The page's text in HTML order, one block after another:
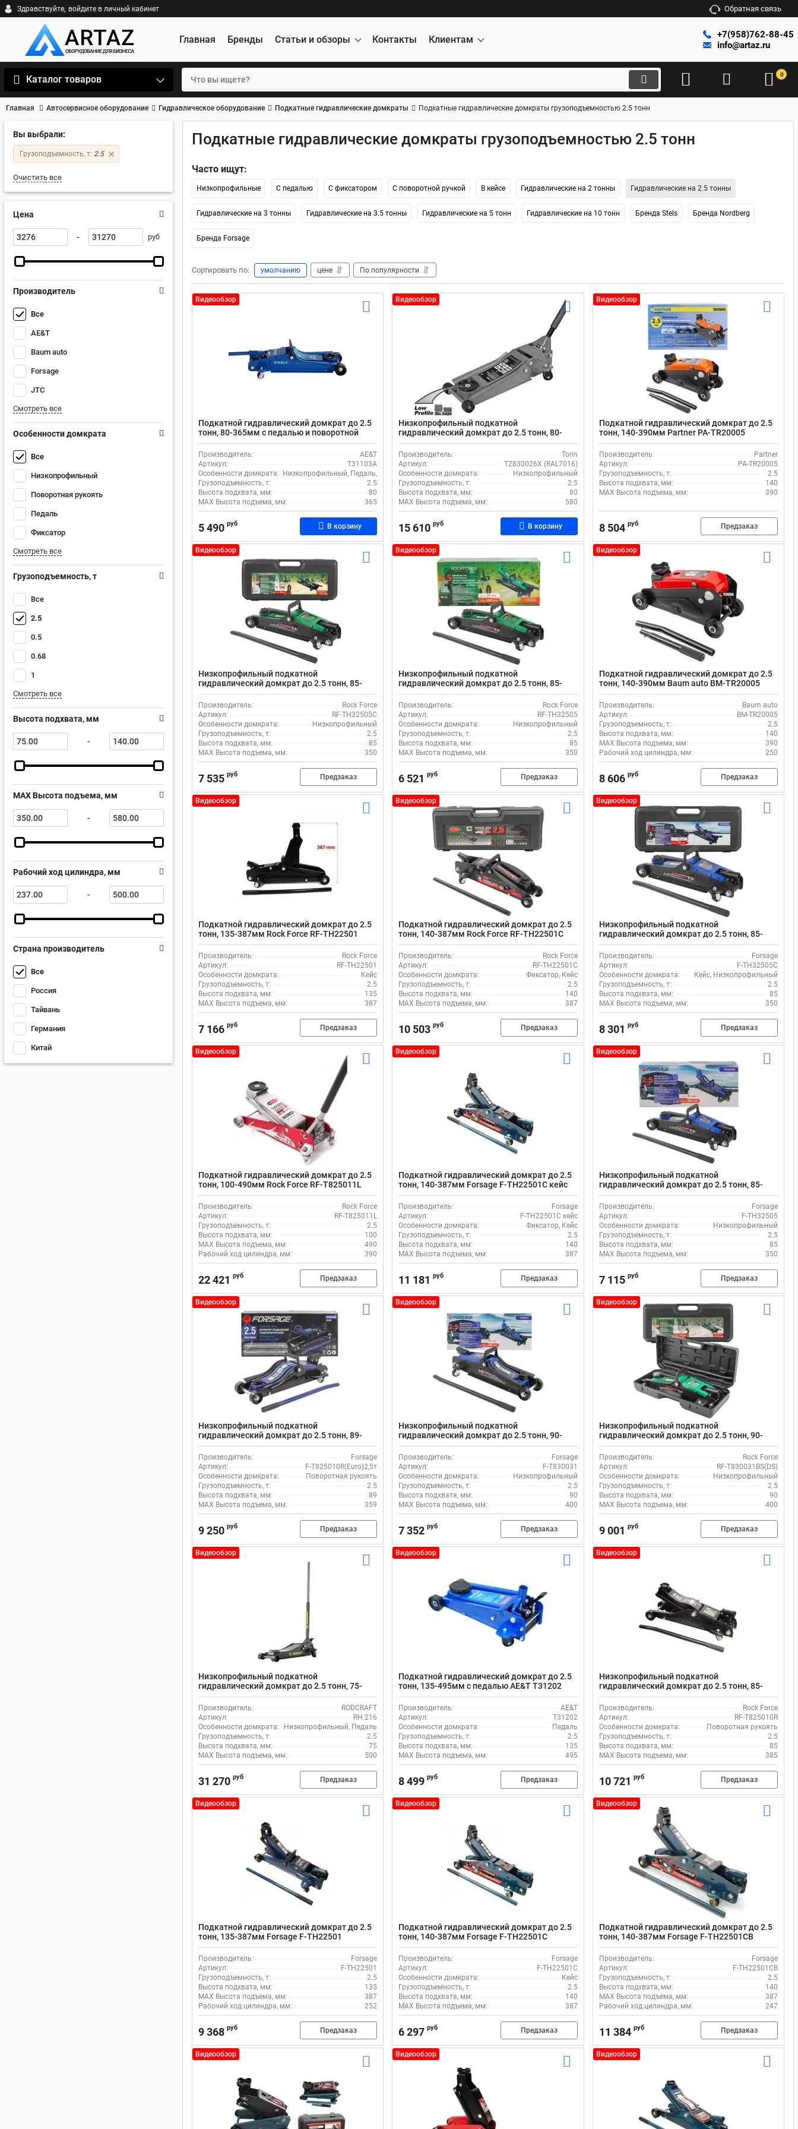
Здравствуйте, войдите в личный кабинет Обратная связь
Главная Бренды Статьи и обзоры Контакты Клиентам
+7(958)762-88-45
info@artaz.ru
Каталог товаров 0
Главная Автосервисное оборудование Гидравлическое оборудование Подкатные гидравлические домкраты Подкатные гидравлические домкраты грузоподъемностью 2.5 тонн
Вы выбрали:
Грузоподъемность, т: 2.5
Очистить все
Цена
- руб
Производитель
Все
AE&T
Baum auto
Forsage
JTC
Смотреть все
Особенности домкрата
Все
Низкопрофильный
Поворотная рукоять
Педаль
Фиксатор
Смотреть все
Грузоподъемность, т
Все
2.5
0.5
0.68
1
Смотреть все
Высота подхвата, мм
-
MAX Высота подъема, мм
-
Рабочий ход цилиндра, мм
-
Страна производитель
Все
Россия
Тайвань
Германия
Китай
Подкатные гидравлические домкраты грузоподъемностью 2.5 тонн
Часто ищут:
Низкопрофильные С педалью С фиксатором С поворотной ручкой В кейсе Гидравлические на 2 тонны Гидравлические на 2.5 тонны
Гидравлические на 3 тонны Гидравлические на 3.5 тонны Гидравлические на 5 тонн Гидравлические на 10 тонн Бренда Stels Бренда Nordberg
Бренда Forsage
Сортировать по: умолчанию цене По популярности
Видеообзор
Подкатной гидравлический домкрат до 2.5
тонн, 80-365мм с педалью и поворотной
рукоятью AE&T T31103A
Производитель:
AE&T
Артикул:
T31103A
Особенности домкрата:
Низкопрофильный, Педаль, Поворотная рукоять
Грузоподъемность, т:
2.5
Высота подхвата, мм:
80
MAX Высота подъема, мм:
365
5 490 руб В корзину
Видеообзор
Низкопрофильный подкатной
гидравлический домкрат до 2.5 тонн, 80-
580мм Torin TZ830026X (RAL7016)
Производитель:
Torin
Артикул:
TZ830026X (RAL7016)
Особенности домкрата:
Низкопрофильный
Грузоподъемность, т:
2.5
Высота подхвата, мм:
80
MAX Высота подъема, мм:
580
15 610 руб В корзину
Видеообзор
Подкатной гидравлический домкрат до 2.5
тонн, 140-390мм Partner PA-TR20005
Производитель:
Partner
Артикул:
PA-TR20005
Грузоподъемность, т:
2.5
Высота подхвата, мм:
140
MAX Высота подъема, мм:
390
8 504 руб Предзаказ
Видеообзор
Низкопрофильный подкатной
гидравлический домкрат до 2.5 тонн, 85-
350мм Rock Force RF-TH32505C
Производитель:
Rock Force
Артикул:
RF-TH32505C
Особенности домкрата:
Низкопрофильный
Грузоподъемность, т:
2.5
Высота подхвата, мм:
85
MAX Высота подъема, мм:
350
7 535 руб Предзаказ
Видеообзор
Низкопрофильный подкатной
гидравлический домкрат до 2.5 тонн, 85-
350мм Rock Force RF-TH32505
Производитель:
Rock Force
Артикул:
RF-TH32505
Особенности домкрата:
Низкопрофильный
Грузоподъемность, т:
2.5
Высота подхвата, мм:
85
MAX Высота подъема, мм:
350
6 521 руб Предзаказ
Видеообзор
Подкатной гидравлический домкрат до 2.5
тонн, 140-390мм Baum auto BM-TR20005
Производитель:
Baum auto
Артикул:
BM-TR20005
Грузоподъемность, т:
2.5
Высота подхвата, мм:
140
MAX Высота подъема, мм:
390
Рабочий ход цилиндра, мм:
250
8 606 руб Предзаказ
Видеообзор
Подкатной гидравлический домкрат до 2.5
тонн, 135-387мм Rock Force RF-TH22501
Производитель:
Rock Force
Артикул:
RF-TH22501
Особенности домкрата:
Кейс
Грузоподъемность, т:
2.5
Высота подхвата, мм:
135
MAX Высота подъема, мм:
387
7 166 руб Предзаказ
Видеообзор
Подкатной гидравлический домкрат до 2.5
тонн, 140-387мм Rock Force RF-TH22501C
Производитель:
Rock Force
Артикул:
RF-TH22501C
Особенности домкрата:
Фиксатор, Кейс
Грузоподъемность, т:
2.5
Высота подхвата, мм:
140
MAX Высота подъема, мм:
387
10 503 руб Предзаказ
Видеообзор
Низкопрофильный подкатной
гидравлический домкрат до 2.5 тонн, 85-
350мм Forsage F-TH32505C
Производитель:
Forsage
Артикул:
F-TH32505C
Особенности домкрата:
Кейс, Низкопрофильный
Грузоподъемность, т:
2.5
Высота подхвата, мм:
85
MAX Высота подъема, мм:
350
8 301 руб Предзаказ
Видеообзор
Подкатной гидравлический домкрат до 2.5
тонн, 100-490мм Rock Force RF-T825011L
Производитель:
Rock Force
Артикул:
RF-T825011L
Грузоподъемность, т:
2.5
Высота подхвата, мм:
100
MAX Высота подъема, мм:
490
Рабочий ход цилиндра, мм:
390
22 421 руб Предзаказ
Видеообзор
Подкатной гидравлический домкрат до 2.5
тонн, 140-387мм Forsage F-TH22501C кейс
Производитель:
Forsage
Артикул:
F-TH22501C кейс
Особенности домкрата:
Фиксатор, Кейс
Грузоподъемность, т:
2.5
Высота подхвата, мм:
140
MAX Высота подъема, мм:
387
11 181 руб Предзаказ
Видеообзор
Низкопрофильный подкатной
гидравлический домкрат до 2.5 тонн, 85-
350мм Forsage F-TH32505
Производитель:
Forsage
Артикул:
F-TH32505
Особенности домкрата:
Низкопрофильный
Грузоподъемность, т:
2.5
Высота подхвата, мм:
85
MAX Высота подъема, мм:
350
7 115 руб Предзаказ
Видеообзор
Низкопрофильный подкатной
гидравлический домкрат до 2.5 тонн, 89-
359мм с поворотной рукоятью Forsage F-
T825010R(Euro)2,5т
Производитель:
Forsage
Артикул:
F-T825010R(Euro)2,5т
Особенности домкрата:
Поворотная рукоять
Грузоподъемность, т:
2.5
Высота подхвата, мм:
89
MAX Высота подъема, мм:
359
9 250 руб Предзаказ
Видеообзор
Низкопрофильный подкатной
гидравлический домкрат до 2.5 тонн, 90-
400мм Forsage F-T830031
Производитель:
Forsage
Артикул:
F-T830031
Особенности домкрата:
Низкопрофильный
Грузоподъемность, т:
2.5
Высота подхвата, мм:
90
MAX Высота подъема, мм:
400
7 352 руб Предзаказ
Видеообзор
Низкопрофильный подкатной
гидравлический домкрат до 2.5 тонн, 90-
400мм Rock Force RF-T830031BS(DS)
Производитель:
Rock Force
Артикул:
RF-T830031BS(DS)
Особенности домкрата:
Низкопрофильный
Грузоподъемность, т:
2.5
Высота подхвата, мм:
90
MAX Высота подъема, мм:
400
9 001 руб Предзаказ
Видеообзор
Низкопрофильный подкатной
гидравлический домкрат до 2.5 тонн, 75-
500мм с педалью RODCRAFT RH 216
Производитель:
RODCRAFT
Артикул:
RH 216
Особенности домкрата:
Низкопрофильный, Педаль
Грузоподъемность, т:
2.5
Высота подхвата, мм:
75
MAX Высота подъема, мм:
500
31 270 руб Предзаказ
Видеообзор
Подкатной гидравлический домкрат до 2.5
тонн, 135-495мм с педалью AE&T T31202
Производитель:
AE&T
Артикул:
T31202
Особенности домкрата:
Педаль
Грузоподъемность, т:
2.5
Высота подхвата, мм:
135
MAX Высота подъема, мм:
495
8 499 руб Предзаказ
Видеообзор
Низкопрофильный подкатной
гидравлический домкрат до 2.5 тонн, 85-
385мм с поворотной рукоятью Rock Force
RF-T825010R
Производитель:
Rock Force
Артикул:
RF-T825010R
Особенности домкрата:
Поворотная рукоять
Грузоподъемность, т:
2.5
Высота подхвата, мм:
85
MAX Высота подъема, мм:
385
10 721 руб Предзаказ
Видеообзор
Подкатной гидравлический домкрат до 2.5
тонн, 135-387мм Forsage F-TH22501
Производитель:
Forsage
Артикул:
F-TH22501
Грузоподъемность, т:
2.5
Высота подхвата, мм:
135
MAX Высота подъема, мм:
387
Рабочий ход цилиндра, мм:
252
9 368 руб Предзаказ
Видеообзор
Подкатной гидравлический домкрат до 2.5
тонн, 140-387мм Forsage F-TH22501C
Производитель:
Forsage
Артикул:
F-TH22501C
Особенности домкрата:
Кейс
Грузоподъемность, т:
2.5
Высота подхвата, мм:
140
MAX Высота подъема, мм:
387
6 297 руб Предзаказ
Видеообзор
Подкатной гидравлический домкрат до 2.5
тонн, 140-387мм Forsage F-TH22501CB
Производитель:
Forsage
Артикул:
F-TH22501CB
Грузоподъемность, т:
2.5
Высота подхвата, мм:
140
MAX Высота подъема, мм:
387
Рабочий ход цилиндра, мм:
247
11 384 руб Предзаказ
Видеообзор Видеообзор Видеообзор